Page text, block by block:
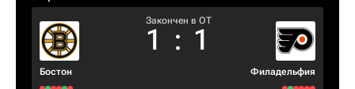
Бостон
Закончен в OT
1 : 1
Филадельфия